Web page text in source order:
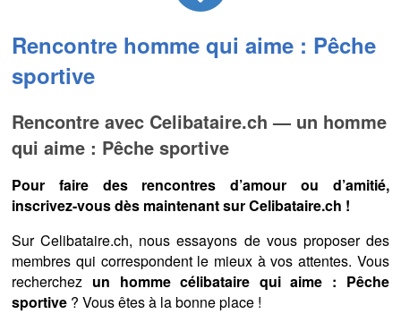
Rencontre homme qui aime : Pêche
sportive
Rencontre avec Celibataire.ch — un homme
qui aime : Pêche sportive
Pour faire des rencontres d’amour ou d’amitié,
inscrivez-vous dès maintenant sur Celibataire.ch !
Sur Celibataire.ch, nous essayons de vous proposer des
membres qui correspondent le mieux à vos attentes. Vous
recherchez un homme célibataire qui aime : Pêche
sportive ? Vous êtes à la bonne place !